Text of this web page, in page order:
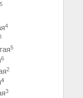
5
4
5
6
2
4
3